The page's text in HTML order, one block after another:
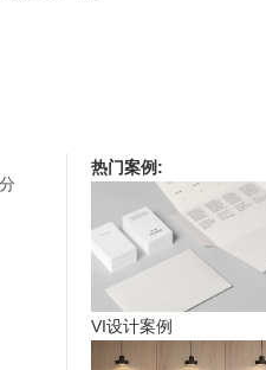
热门案例:
VI设计案例